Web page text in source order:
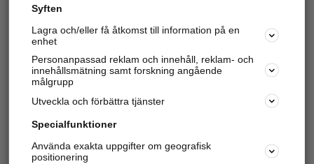
Har du redan verifierat ditt företag? Logga in
Varje vecka besöker du och4 miljoner
andra
härliga användare oss för att hitta rätt lokal
Syften
Lagra och/eller få åtkomst till information på en
enhet
Personanpassad reklam och innehåll, reklam- och
innehållsmätning samt forskning angående
målgrupp
Utveckla och förbättra tjänster
Specialfunktioner
Använda exakta uppgifter om geografisk
positionering